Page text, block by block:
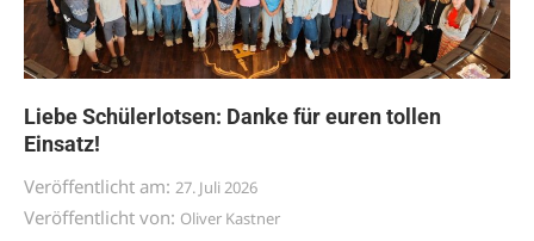
Liebe Schülerlotsen: Danke für euren tollen
Einsatz!
Veröffentlicht am: 27. Juli 2026
Veröffentlicht von: Oliver Kastner